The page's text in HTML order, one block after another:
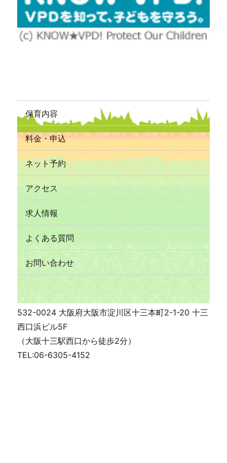
保育内容
料金・申込
ネット予約
アクセス
求人情報
よくある質問
お問い合わせ
532-0024 大阪府大阪市淀川区十三本町2-1-20 十三
西口浜ビル5F
（大阪十三駅西口から徒歩2分）
TEL:06-6305-4152